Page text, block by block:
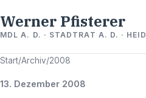
Werner Pfisterer
MDL A. D. · STADTRAT A. D. ·
Start/Archiv/2008
13. Dezember 2008